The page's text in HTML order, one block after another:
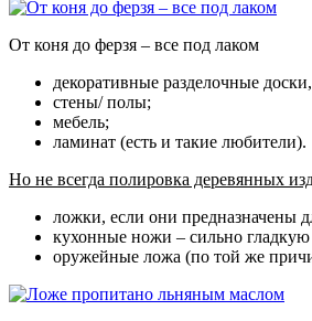
От коня до ферзя – все под лаком
декоративные разделочные
стены/ полы;
мебель;
ламинат (есть и такие любители).
Но не всегда полировка деревянных
ложки, если они предназначены
кухонные ножи – сильно гладкую
оружейные ложа (по той же